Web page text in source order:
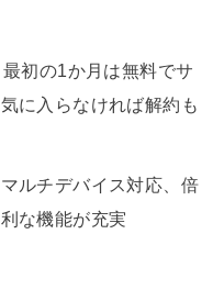
初の1か月は無料でサ
に入らなければ解約も
マルチデバイス対応、倍
な機能が充実